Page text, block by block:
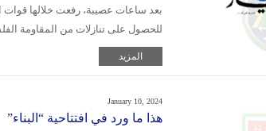
بعد ساعات عصيبة، رفعت خلالها قوات
للحصول على تنازلات من المقاومة
المزيد
January 10, 2024
هذا ما ورد في افتتاحية “البناء”